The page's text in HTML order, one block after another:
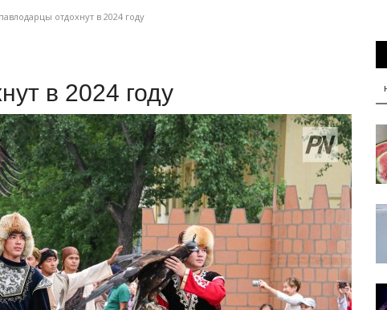
отдохнут в 2024 году
в 2024 году